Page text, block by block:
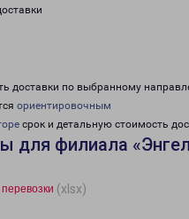
доставки по выбранному
ориентировочным
срок и детальную стоимость
для филиала
(xlsx)